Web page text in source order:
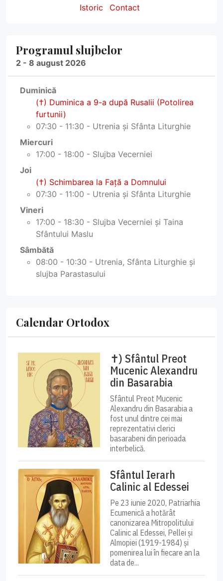
Istoric Contact
Programul slujbelor
2 - 8 august 2026
Duminică
(†) Duminica a 9-a după Rusalii (Potolirea
furtunii)
07:30 - 11:30 - Utrenia și Sfânta Liturghie
Miercuri
17:00 - 18:00 - Slujba Vecerniei
Joi
(†) Schimbarea la Faţă a Domnului
07:30 - 11:00 - Utrenia și Sfânta Liturghie
Vineri
17:00 - 18:30 - Slujba Vecerniei și Taina
Sfântului Maslu
Sâmbătă
08:00 - 10:30 - Utrenia, Sfânta Liturghie și
slujba Parastasului
Calendar Ortodox
✝) Sfântul Preot
Mucenic Alexandru
din Basarabia
Sfântul Preot Mucenic
Alexandru din Basarabia a
fost unul dintre cei mai
reprezentativi clerici
basarabeni din perioada
interbelică.
Sfântul Ierarh
Calinic al Edessei
Pe 23 iunie 2020, Patriarhia
Ecumenică a hotărât
canonizarea Mitropolitului
Calinic al Edessei, Pellei și
Almopiei (1919-1984) și
pomenirea lui în fiecare an la
data de...